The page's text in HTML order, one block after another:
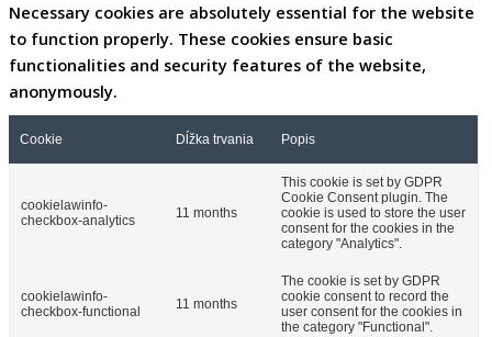
Necessary cookies are absolutely essential for the website
to function properly. These cookies ensure basic
functionalities and security features of the website,
anonymously.
Cookie Dĺžka trvania Popis
cookielawinfo-
checkbox-analytics
11 months
This cookie is set by GDPR
Cookie Consent plugin. The
cookie is used to store the user
consent for the cookies in the
category "Analytics".
cookielawinfo-
checkbox-functional
11 months
The cookie is set by GDPR
cookie consent to record the
user consent for the cookies in
the category "Functional".